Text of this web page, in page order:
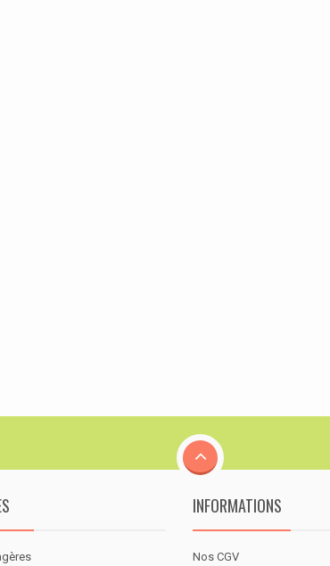
INFORMATIONS
Nos CGV